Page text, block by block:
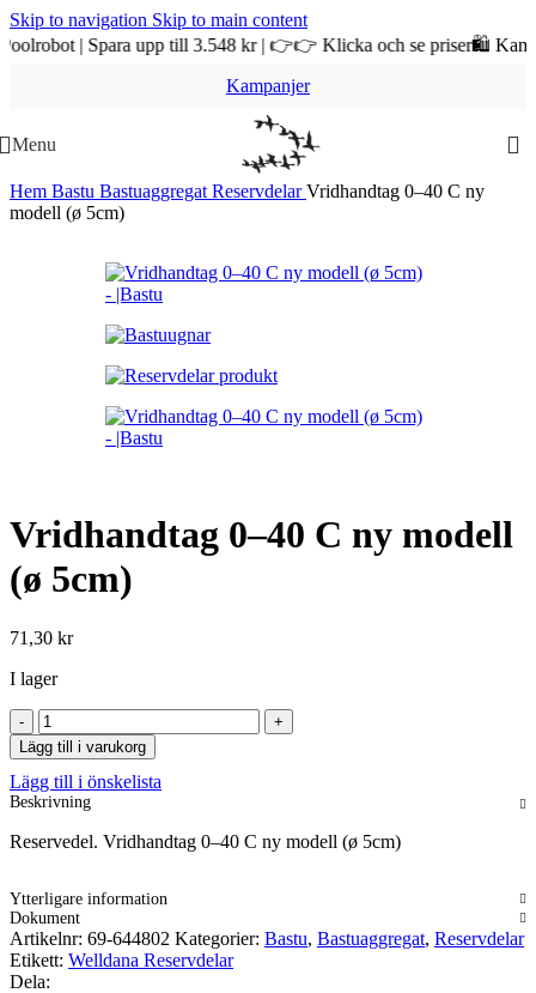
Skip to navigation Skip to main content
| Spara upp till 3.548 kr | 👉👉 Klicka och se priser🛍️
Kampanjer
Menu
Hem Bastu Bastuaggregat ReservdelarVridhandtag 0–40 C ny
modell (ø 5cm)
Vridhandtag 0–40 C ny modell
(ø 5cm)
71,30 kr
I lager
Vridhandtag
0–
40
C
ny
(ø
mängd
Lägg till i varukorg
Lägg till i önskelista
Beskrivning
Reservedel. Vridhandtag 0–40 C ny modell (ø 5cm)
Ytterligare information
Dokument
Artikelnr: 69-644802 Kategorier: Bastu, Bastuaggregat, Reservdelar
Etikett: Welldana Reservdelar
Dela: